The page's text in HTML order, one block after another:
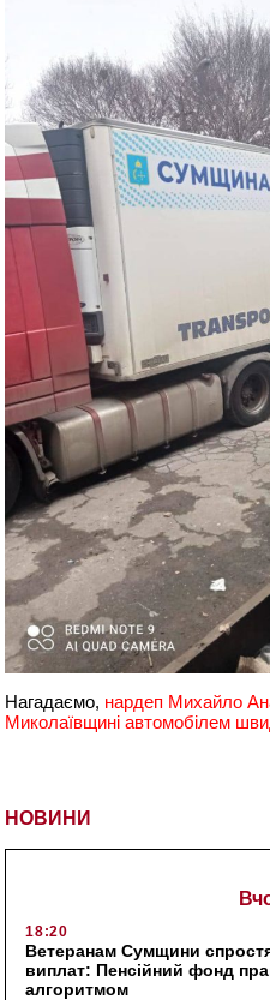
НОВИНИ
18:20
Ветеранам Сумщини
виплат: Пенсійний фонд
алгоритмом
Нагадаємо, нардеп Михайло
Миколаївщині автомобілем